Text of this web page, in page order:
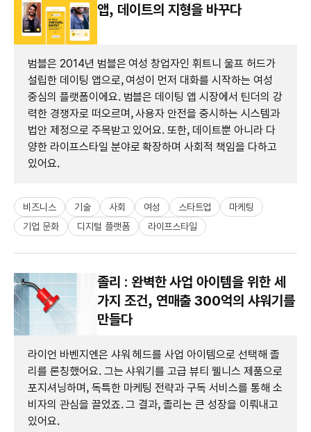
앱, 데이트의 지형을 바꾸다
범블은 2014년 범블은 여성 창업자인 휘트니 울프 허드가
설립한 데이팅 앱으로, 여성이 먼저 대화를 시작하는 여성
중심의 플랫폼이에요. 범블은 데이팅 앱 시장에서 틴더의 강
력한 경쟁자로 떠오르며, 사용자 안전을 중시하는 시스템과
법안 제정으로 주목받고 있어요. 또한, 데이트뿐 아니라 다
양한 라이프스타일 분야로 확장하며 사회적 책임을 다하고
있어요.
비즈니스 기술 사회 여성 스타트업
마케팅
기업 문화
디지털 플랫폼 라이프스타일
졸리 : 완벽한 사업 아이템을 위한 세
가지 조건, 연매출 300억의 샤워기를
만들다
라이언 바벤지엔은 샤워 헤드를 사업 아이템으로 선택해 졸
리를 론칭했어요. 그는 샤워기를 고급 뷰티 웰니스 제품으로
포지셔닝하며, 독특한 마케팅 전략과 구독 서비스를 통해 소
비자의 관심을 끌었죠. 그 결과, 졸리는 큰 성장을 이뤄내고
있어요.